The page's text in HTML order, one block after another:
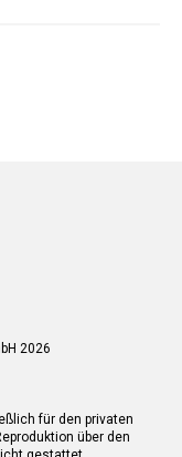
2026
für den privaten
über den